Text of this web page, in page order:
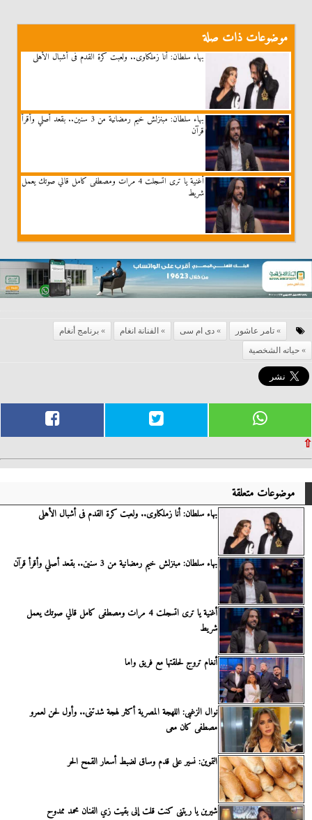
موضوعات ذات صلة
بهاء سلطان: أنا زملكاوى.. ولعبت كرة القدم فى أشبال الأهلى
بهاء سلطان: مبنزلش خيم رمضانية من 3 سنين.. بقعد أصلي وأقرأ
قرآن
أغنية يا ترى اتسجلت 4 مرات ومصطفى كامل قالي صوتك يعمل
شريط
تامر عاشور دى ام سى الفنانة انغام
برنامج أنغام
حياته الشخصية
⇧
موضوعات متعلقة
بهاء سلطان: أنا زملكاوى.. ولعبت كرة القدم فى أشبال الأهلى
بهاء سلطان: مبنزلش خيم رمضانية من 3 سنين.. بقعد أصلي وأقرأ قرآن
أغنية يا ترى اتسجلت 4 مرات ومصطفى كامل قالي صوتك يعمل
شريط
أنغام تروج لحلقتها مع فريق واما
نوال الزغبى: اللهجة المصرية أكثر لهجة شدتنى.. وأول لحن لعمرو
مصطفى كان معى
التموين: نسير على قدم وساق لضبط أسعار القمح الحر
شيرين يا ريتنى كنت قلت إنى بقيت زي الفنان محمد ممدوح